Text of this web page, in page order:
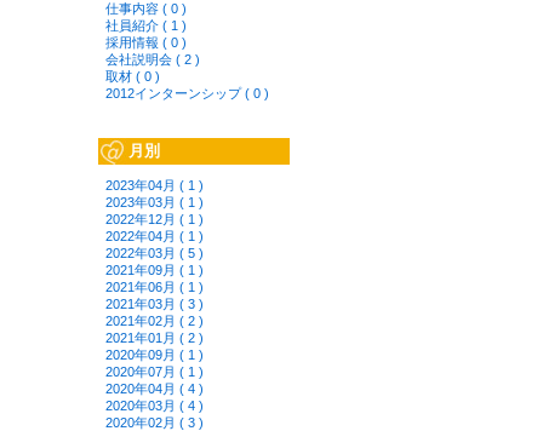
仕事内容 ( 0 )
社員紹介 ( 1 )
採用情報 ( 0 )
会社説明会 ( 2 )
取材 ( 0 )
2012インターンシップ ( 0 )
月別
2023年04月 ( 1 )
2023年03月 ( 1 )
2022年12月 ( 1 )
2022年04月 ( 1 )
2022年03月 ( 5 )
2021年09月 ( 1 )
2021年06月 ( 1 )
2021年03月 ( 3 )
2021年02月 ( 2 )
2021年01月 ( 2 )
2020年09月 ( 1 )
2020年07月 ( 1 )
2020年04月 ( 4 )
2020年03月 ( 4 )
2020年02月 ( 3 )